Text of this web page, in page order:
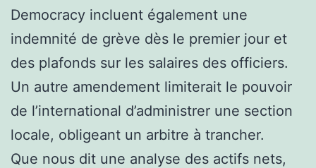
Democracy incluent également une
indemnité de grève dès le premier jour et
des plafonds sur les salaires des officiers.
Un autre amendement limiterait le pouvoir
de l’international d’administrer une section
locale, obligeant un arbitre à trancher.
Que nous dit une analyse des actifs nets,